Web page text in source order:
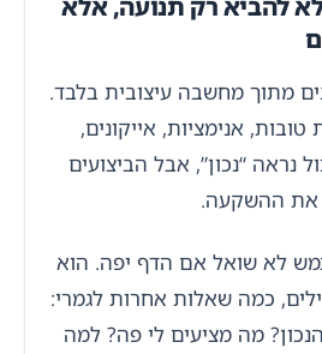
להביא רק תנועה, אלא
מתוך מחשבה עיצובית בלבד.
אנימציות, אייקונים,
נראה “נכון”, אבל הביצועים
את ההשקעה.
לא שואל אם הדף יפה. הוא
כמה שאלות אחרות לגמרי:
מה מציעים לי פה? למה